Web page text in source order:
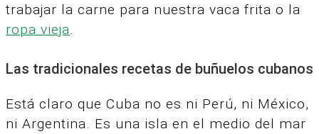
trabajar la carne para nuestra vaca frita o la
ropa vieja.
Las tradicionales recetas de buñuelos cubanos
Está claro que Cuba no es ni Perú, ni México,
ni Argentina. Es una isla en el medio del mar